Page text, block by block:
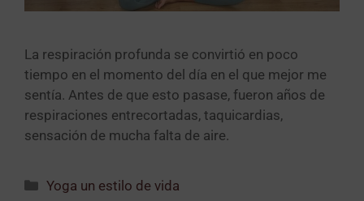
La respiración profunda se convirtió en poco
tiempo en el momento del día en el que mejor me
sentía. Antes de que esto pasase, fueron años de
respiraciones entrecortadas, taquicardias,
sensación de mucha falta de aire.
Yoga un estilo de vida